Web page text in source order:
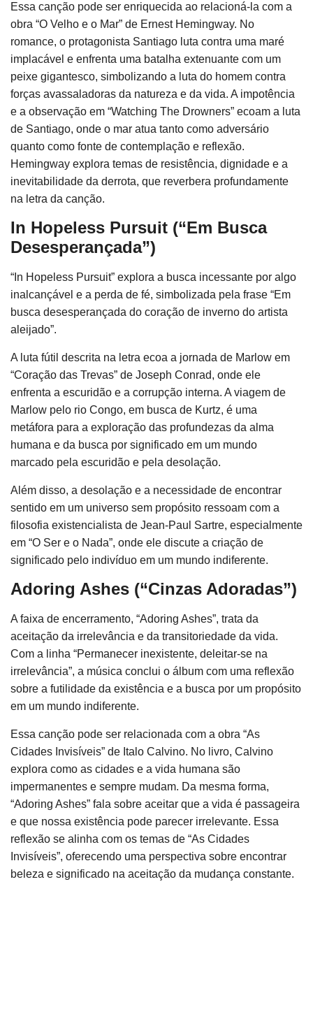
Essa canção pode ser enriquecida ao relacioná-la com a
obra “O Velho e o Mar” de Ernest Hemingway. No
romance, o protagonista Santiago luta contra uma maré
implacável e enfrenta uma batalha extenuante com um
peixe gigantesco, simbolizando a luta do homem contra
forças avassaladoras da natureza e da vida. A impotência
e a observação em “Watching The Drowners” ecoam a luta
de Santiago, onde o mar atua tanto como adversário
quanto como fonte de contemplação e reflexão.
Hemingway explora temas de resistência, dignidade e a
inevitabilidade da derrota, que reverbera profundamente
na letra da canção.
In Hopeless Pursuit (“Em Busca
Desesperançada”)
“In Hopeless Pursuit” explora a busca incessante por algo
inalcançável e a perda de fé, simbolizada pela frase “Em
busca desesperançada do coração de inverno do artista
aleijado”.
A luta fútil descrita na letra ecoa a jornada de Marlow em
“Coração das Trevas” de Joseph Conrad, onde ele
enfrenta a escuridão e a corrupção interna. A viagem de
Marlow pelo rio Congo, em busca de Kurtz, é uma
metáfora para a exploração das profundezas da alma
humana e da busca por significado em um mundo
marcado pela escuridão e pela desolação.
Além disso, a desolação e a necessidade de encontrar
sentido em um universo sem propósito ressoam com a
filosofia existencialista de Jean-Paul Sartre, especialmente
em “O Ser e o Nada”, onde ele discute a criação de
significado pelo indivíduo em um mundo indiferente.
Adoring Ashes (“Cinzas Adoradas”)
A faixa de encerramento, “Adoring Ashes”, trata da
aceitação da irrelevância e da transitoriedade da vida.
Com a linha “Permanecer inexistente, deleitar-se na
irrelevância”, a música conclui o álbum com uma reflexão
sobre a futilidade da existência e a busca por um propósito
em um mundo indiferente.
Essa canção pode ser relacionada com a obra “As
Cidades Invisíveis” de Italo Calvino. No livro, Calvino
explora como as cidades e a vida humana são
impermanentes e sempre mudam. Da mesma forma,
“Adoring Ashes” fala sobre aceitar que a vida é passageira
e que nossa existência pode parecer irrelevante. Essa
reflexão se alinha com os temas de “As Cidades
Invisíveis”, oferecendo uma perspectiva sobre encontrar
beleza e significado na aceitação da mudança constante.